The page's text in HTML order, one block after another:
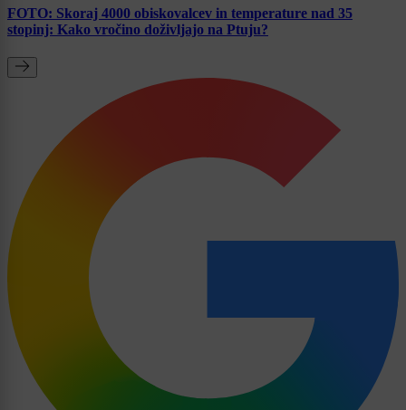
FOTO: Skoraj 4000 obiskovalcev in temperature nad 35
stopinj: Kako vročino doživljajo na Ptuju?